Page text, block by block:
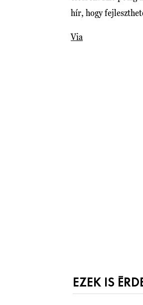
hír, hogy
Via
EZEK IS